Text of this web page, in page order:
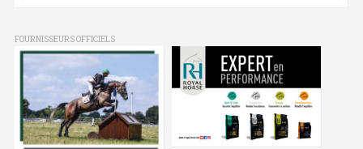
FOURNISSEURS OFFICIELS